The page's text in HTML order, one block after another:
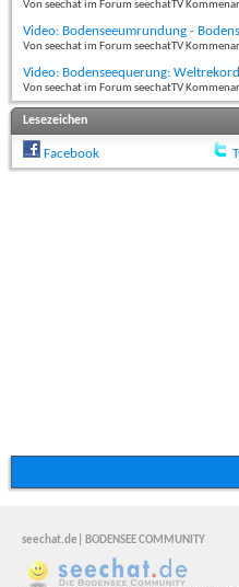
Von seechat im Forum seechatTV
Video: Bodenseeumrundung -
Von seechat im Forum seechatTV
Video: Bodenseequerung:
Von seechat im Forum seechatTV
Lesezeichen
Facebook
seechat.de| BODENSEE COMMUNITY